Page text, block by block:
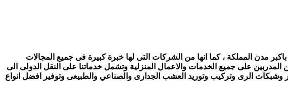
مدن المملكة ، كما انها من الشركات التى لها خبرة كبيرة فى جميع المجالات
على جميع الخدمات والاعمال المنزلية وتشمل خدماتنا على النقل الدولى الى
وشبكات الرى وتركيب وتوريد العشب الجدارى والصناعي والطبيعى وتوفير افضل انواع